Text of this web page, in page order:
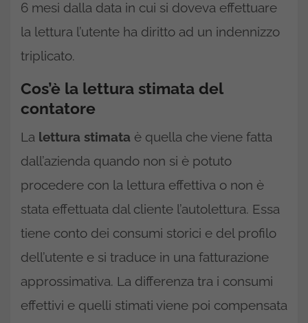
6 mesi dalla data in cui si doveva effettuare
la lettura l’utente ha diritto ad un indennizzo
triplicato.
Cos’è la lettura stimata del
contatore
La lettura stimata è quella che viene fatta
dall’azienda quando non si è potuto
procedere con la lettura effettiva o non è
stata effettuata dal cliente l’autolettura. Essa
tiene conto dei consumi storici e del profilo
dell’utente e si traduce in una fatturazione
approssimativa. La differenza tra i consumi
effettivi e quelli stimati viene poi compensata